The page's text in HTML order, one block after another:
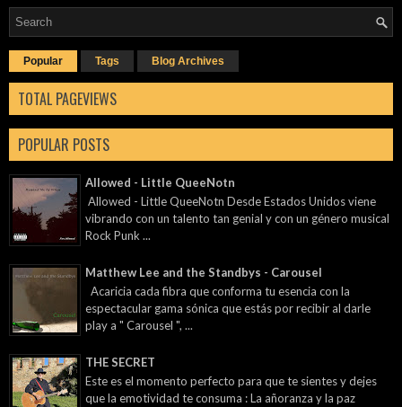
Popular Tags Blog Archives
TOTAL PAGEVIEWS
POPULAR POSTS
Allowed - Little QueeNotn
Allowed - Little QueeNotn Desde Estados Unidos viene
vibrando con un talento tan genial y con un género musical
Rock Punk ...
Matthew Lee and the Standbys - Carousel
Acaricia cada fibra que conforma tu esencia con la
espectacular gama sónica que estás por recibir al darle
play a " Carousel ", ...
THE SECRET
Este es el momento perfecto para que te sientes y dejes
que la emotividad te consuma : La añoranza y la paz